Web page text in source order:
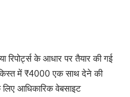
रिपोर्ट्स के आधार पर तैयार की गई
में ₹4000 एक साथ देने की
आधिकारिक वेबसाइट